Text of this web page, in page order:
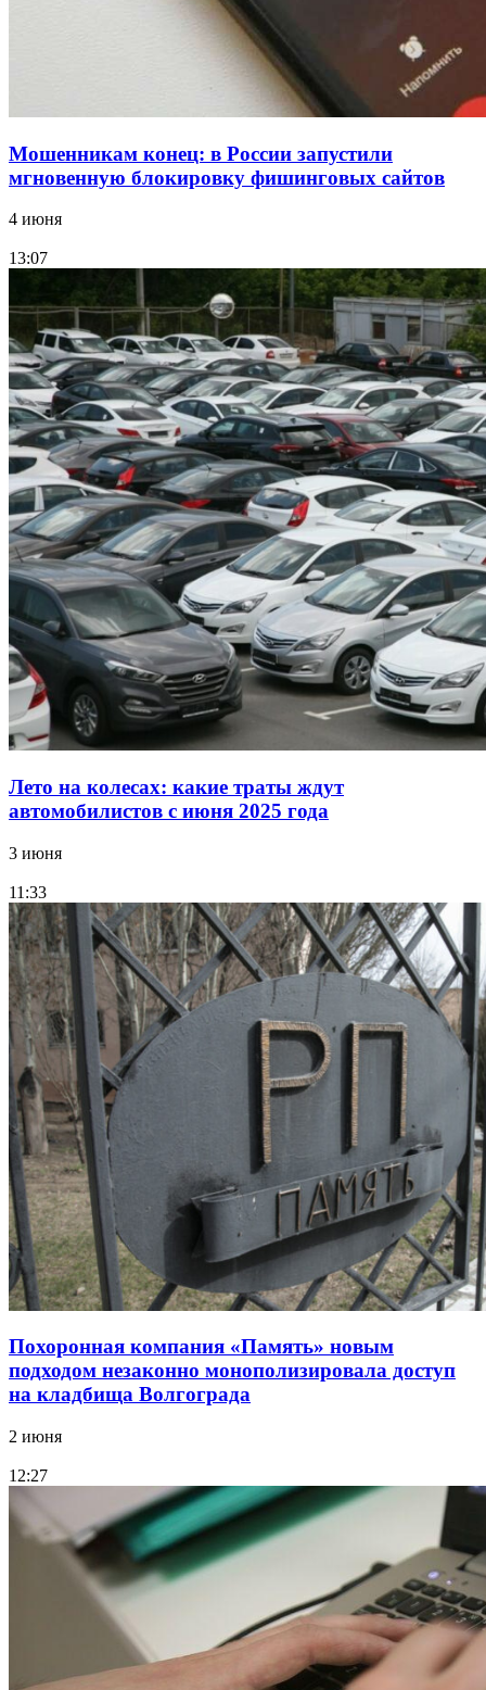
Мошенникам конец: в России запустили
мгновенную блокировку фишинговых сайтов
4 июня
13:07
Лето на колесах: какие траты ждут
автомобилистов с июня 2025 года
3 июня
11:33
Похоронная компания «Память» новым
подходом незаконно монополизировала доступ
на кладбища Волгограда
2 июня
12:27